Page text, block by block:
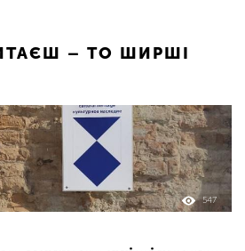
– ТО ШИРШІ
547